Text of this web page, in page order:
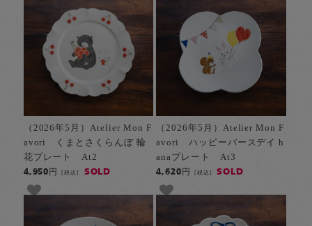
（2026年5月）Atelier Mon F
avori くまとさくらんぼ 輪
花プレート At2
4,950円[税込] SOLD
（2026年5月）Atelier Mon F
avori ハッピーバースデイ h
anaプレート At3
4,620円 [税込] SOLD